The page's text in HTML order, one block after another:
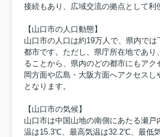
接続もあり、広域交流の拠点として利
【山口市の人口動態】
山口市の人口は約19万人で、県内で
都市です。ただし、県庁所在地であり
ることから、県内のどの都市にもアク
岡方面や広島・大阪方面へアクセスし
となります。
【山口市の気候】
山口市は中国山地の南側にあたる瀬戸
温は15.3℃、最高気温は32.2℃、最低